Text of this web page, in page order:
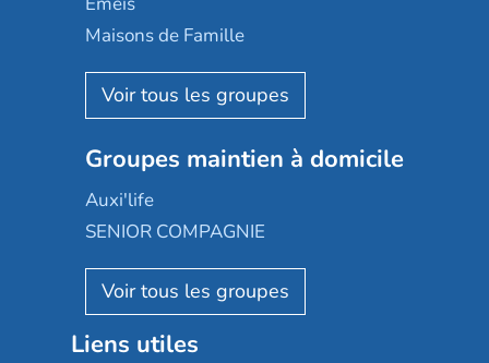
Happy Senior
Aquarelia
Nexity edenea
Les jardins d'Arcadie
Occitalia
Appartseniors
Reseda
Stella management
Les villages d'or
Maisons de Famille
Korian
Emera
Groupe SOS
Le Noble Âge
Almage
Résidalya
Groupe aplus
Groupes maintien à domicile
Auxi'life
SENIOR COMPAGNIE
AGE D'OR Services
Liens utiles